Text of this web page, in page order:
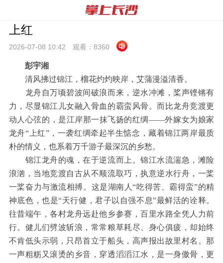
上红
2026-07-08 10:42 观看： 8360
彭宇湘
清风拂过锦江，榴花灼灼映岸，艾蒲漫溢清香。
龙舟自万顷碧波间破浪而来，逆水冲滩，桨声铿锵有
力，尽显锦江儿女融入骨血的霸蛮风骨。而比龙舟竞渡更
动人心弦的，是江岸那一抹飞扬的红绸——外嫁女为娘家
龙舟“上红”，一袭红绸牵起半生惦念，藏着锦江两岸最质
朴的情义，也系着万千游子最深沉的乡愁。
锦江龙舟的魂，在于逆流而上。锦江水流湍急，滩险
浪汹，当地竞渡自古从不顺流取巧，执意逆水行舟，一桨
一桨奋力与激流相搏。这是湖南人“吃得苦、霸得蛮”的精
神底色，也是“天行健，君子以自强不息”最鲜活的诠释。
往昔端午，各村龙舟远赴他乡参赛，百里水路全凭人力前
行。健儿们劈波斩浪，常常粮草耗尽、身心俱疲，却始终
不肯低头示弱，只昂首立于船头，高声报出故里村名。那
一声粗粝又滚烫的乡音，穿透滔滔江水，是一身傲骨，更